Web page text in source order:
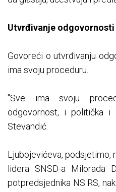
Utvrđivanje odgovornosti
Govoreći o utvrđivanju
ima svoju proceduru.
"Sve ima svoju
odgovornost, i politička i
Stevandić.
Ljubojevićeva, podsjetimo,
lidera SNSD-a Milorada
potpredsjednika NS RS,